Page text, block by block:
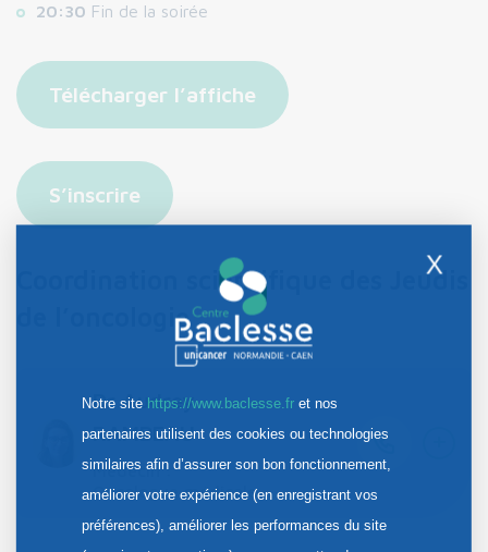
20:30 Fin de la soirée
Télécharger l’affiche
S’inscrire
Coordination scientifique des Jeudis
de l’oncologie
Dr Audrey
RAMBEAU
Médecin :
Oncologue médicale
X
Notre site https://www.baclesse.fret nos
partenaires utilisent des cookies ou technologies
similaires afin d’assurer son bon fonctionnement,
améliorer votre expérience (en enregistrant vos
préférences), améliorer les performances du site